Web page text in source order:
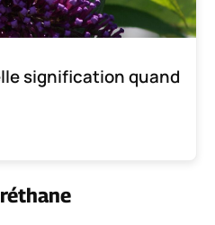
signification quand